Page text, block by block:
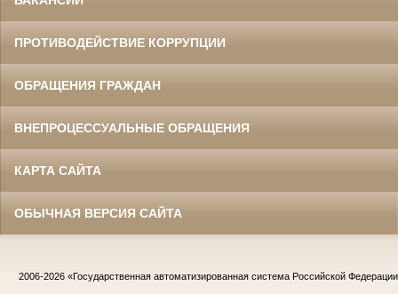
ПРОТИВОДЕЙСТВИЕ КОРРУПЦИИ
ОБРАЩЕНИЯ ГРАЖДАН
ВНЕПРОЦЕССУАЛЬНЫЕ ОБРАЩЕНИЯ
КАРТА САЙТА
ОБЫЧНАЯ ВЕРСИЯ САЙТА
2006-2026 «Государственная автоматизированная система Российской